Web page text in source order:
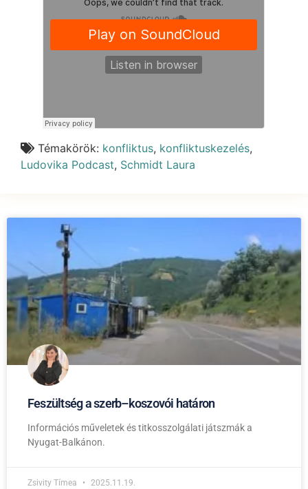
Feszültség a szerb–koszovói határon
Információs műveletek és titkosszolgálati játszmák a
Nyugat-Balkánon.
Zsivity Tímea 2025.11.19.
Témakörök: konfliktus, konfliktuskezelés,
Ludovika Podcast, Schmidt Laura